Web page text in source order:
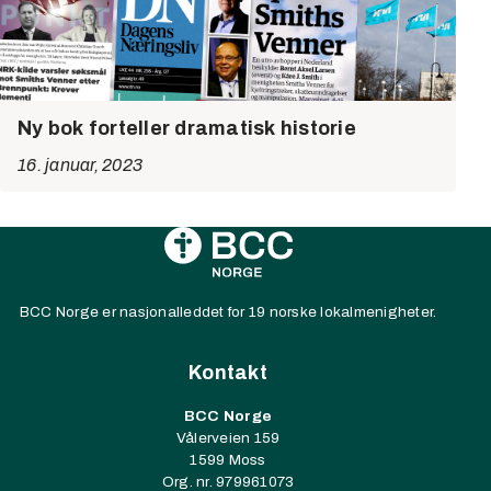
Ny bok forteller dramatisk historie
16. januar, 2023
BCC Norge er nasjonalleddet for 19 norske lokalmenigheter.
Kontakt
BCC Norge
Vålerveien 159
1599 Moss
Org. nr. 979961073